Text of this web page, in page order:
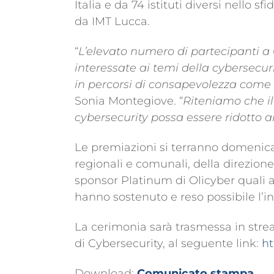
Italia e da 74 istituti diversi nello
da IMT Lucca.
“L’elevato numero di partecipanti
interessate ai temi della
in percorsi di consapevolezza
Sonia Montegiove. “Riteniamo che
cybersecurity possa essere ridotto
Le premiazioni si terranno
regionali e comunali, della
sponsor Platinum di Olicyber quali
hanno sostenuto e reso possibile
La cerimonia sarà trasmessa in
di Cybersecurity, al seguente link: